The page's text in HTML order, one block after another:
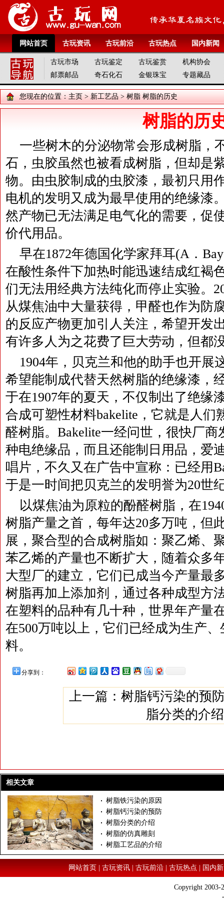
网站首页 古玩资讯 古玩前沿 古玩热点 国内新闻
古玩市场 古玩鉴定 古玩鉴赏
机构协会
邮票邮品
奇石化石 金银珠宝 专题藏品
您现在的位置： 主页 > 新工艺品 > 树脂 树脂的历史
树脂的历
一些树木的分泌物常会形成树脂，
石，虫胶虽然也被看成树脂，但却是
物。由虫胶制成的虫胶漆，最初只用
电机的发明又成为最早使用的绝缘漆
然产物已无法满足电气化的需要，促
价代用品。
早在1872年德国化学家拜耳(A．
在酸性条件下加热时能迅速结成红褐
们无法用经典方法纯化而停止实验。
从煤焦油中大量获得，甲醛也作为防
的反应产物更加引人关注，希望开发
有许多人为之花费了巨大劳动，但都
1904年，贝克兰和他的助手也开展
希望能制成代替天然树脂的绝缘漆，
于在1907年的夏天，不仅制出了绝缘
合成可塑性材料bakelite，它就是人们
醛树脂。Bakelite一经问世，很快厂
种电绝缘品，而且还能制日用品，爱
唱片，不久又在广告中宣称：已经用
于是一时间把贝克兰的发明誉为20世
以煤焦油为原粒的酚醛树脂，在
树脂产量之首，每年达20多万吨，但
展，聚合型的合成树脂如：聚乙烯、
苯乙烯的产量也不断扩大，随着众多
大型厂的建立，它们已成当今产量最
树脂再加上添加剂，通过各种成型方
在塑料的品种有几十种，世界年产量
在500万吨以上，它们已经成为生产
料。
分享到：
上一篇：树脂钙污染的预
脂分类的介绍
相关文章
树脂铁污染的原因
树脂钙污染的预防
树脂分类的介绍
树脂的仿真雕刻
树脂工艺品的介绍
网站首页|古玩资讯|古玩前沿|古玩热点|国内
Copyright 2003-